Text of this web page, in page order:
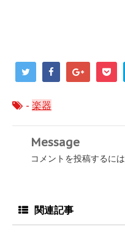
- 楽器
Message
コメントを投稿するには
関連記事